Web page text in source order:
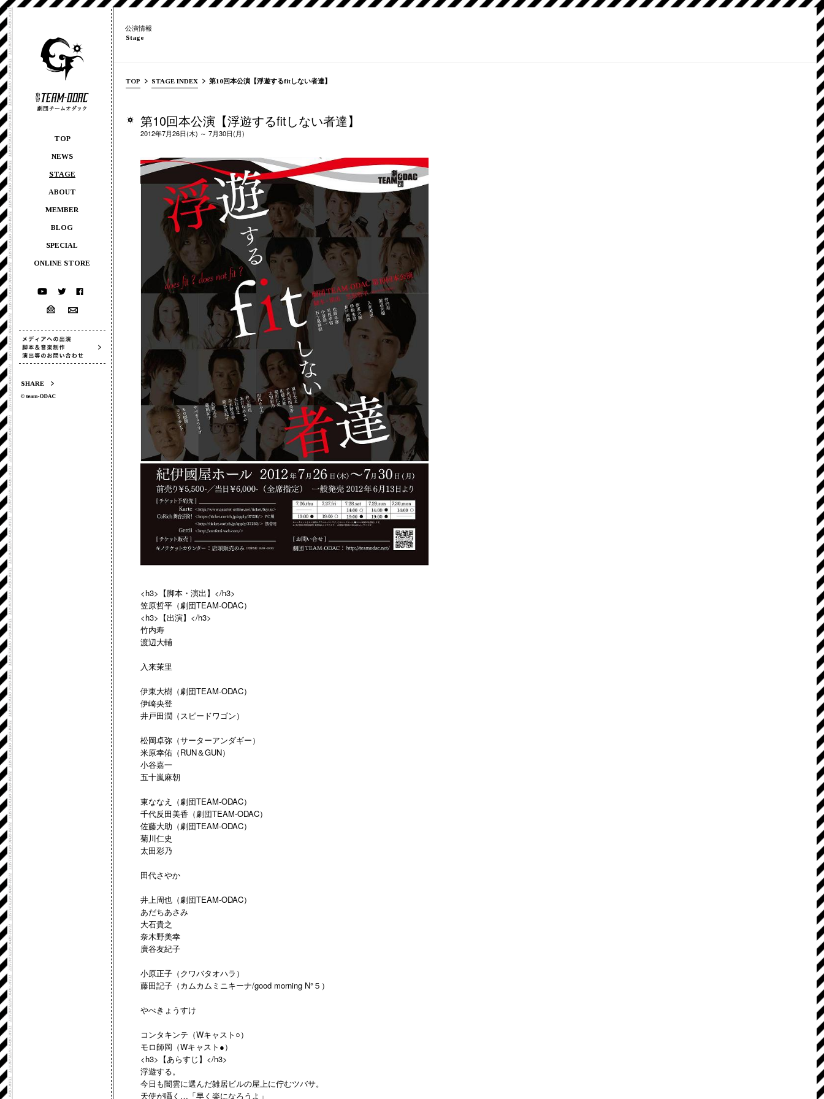
TOP
NEWS
STAGE
ABOUT
MEMBER
BLOG
SPECIAL
ONLINE STORE
SHARE
公演情報
Stage
TOP STAGE INDEX 第10回本公演【浮遊するfitしない者達】
第10回本公演【浮遊するfitしない者達】
2012年7月26日(木) ～ 7月30日(月)
<h3>【脚本・演出】</h3>
笠原哲平（劇団TEAM-ODAC）
<h3>【出演】</h3>
竹内寿
渡辺大輔
入来茉里
伊東大樹（劇団TEAM-ODAC）
伊崎央登
井戸田潤（スピードワゴン）
松岡卓弥（サーターアンダギー）
米原幸佑（RUN＆GUN）
小谷嘉一
五十嵐麻朝
東ななえ（劇団TEAM-ODAC）
千代反田美香（劇団TEAM-ODAC）
佐藤大助（劇団TEAM-ODAC）
菊川仁史
太田彩乃
田代さやか
井上周也（劇団TEAM-ODAC）
あだちあさみ
大石貴之
奈木野美幸
廣谷友紀子
小原正子（クワバタオハラ）
藤田記子（カムカムミニキーナ/good morning N°５）
やべきょうすけ
コンタキンテ（Wキャスト○）
モロ師岡（Wキャスト●）
<h3>【あらすじ】</h3>
浮遊する。
今日も闇雲に選んだ雑居ビルの屋上に佇むツバサ。
天使が囁く…「早く楽になろうよ」